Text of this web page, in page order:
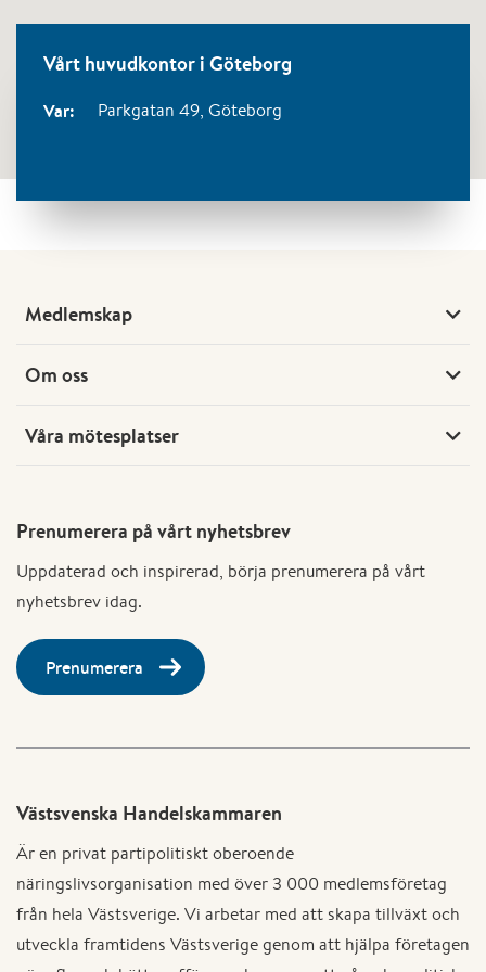
Vårt huvudkontor i Göteborg
Var: Parkgatan 49, Göteborg
Medlemskap
Om oss
Våra mötesplatser
Prenumerera på vårt nyhetsbrev
Uppdaterad och inspirerad, börja prenumerera på vårt
nyhetsbrev idag.
Prenumerera
Västsvenska Handelskammaren
Är en privat partipolitiskt oberoende
näringslivsorganisation med över 3 000 medlemsföretag
från hela Västsverige. Vi arbetar med att skapa tillväxt och
utveckla framtidens Västsverige genom att hjälpa företagen